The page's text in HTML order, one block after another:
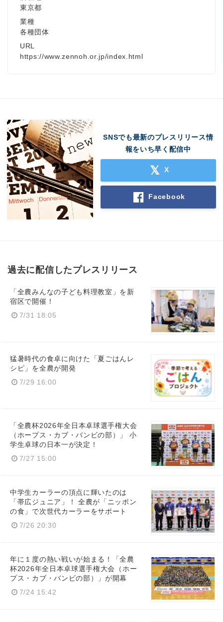
東京都
業種
各種団体
URL
https://www.zennoh.or.jp/index.html
SNSでも最新のプレスリリース情
報をいち早く配信中
X
Facebook
過去に配信したプレスリリース
「全農みんなの子ども料理教室」を新
宿区で開催！
7/31 18:05
猛暑時代の食卓に向けた「夏ごはんレ
シピ」を全農が開発
7/29 16:00
「全農杯2026年全日本卓球選手権大会
（ホープス・カブ・バンビの部）」 小
学生卓球の日本一が決定！
7/27 15:00
中学生カーラーの頂点に輝いたのは
「帯広ジュニア」！ 全農が「ニッポン
の食」で次世代カーラーをサポート
7/26 20:30
年に１度の熱い戦いが始まる！「全農
杯2026年全日本卓球選手権大会（ホー
プス・カブ・バンビの部）」が開幕
7/24 15:42